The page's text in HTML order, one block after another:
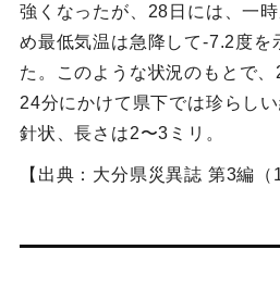
強くなったが、28日には、一
め最低気温は急降して-7.2度を
た。このような状況のもとで
24分にかけて県下では珍らし
針状、長さは2〜3ミリ。
【出典：大分県災異誌 第3編（